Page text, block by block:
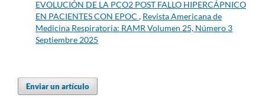
EVOLUCIÓN DE LA PCO2 POST FALLO HIPERCÁPNICO
EN PACIENTES CON EPOC , Revista Americana de
Medicina Respiratoria: RAMR Volumen 25, Número 3
Septiembre 2025
Enviar un artículo